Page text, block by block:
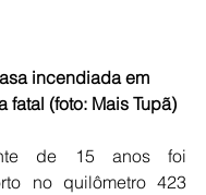
fatal (foto: Mais Tupã)
de 15 anos foi
no quilômetro 423